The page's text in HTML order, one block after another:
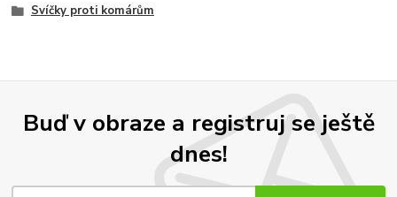
Svíčky proti komárům
Buď v obraze a registruj se ještě
dnes!